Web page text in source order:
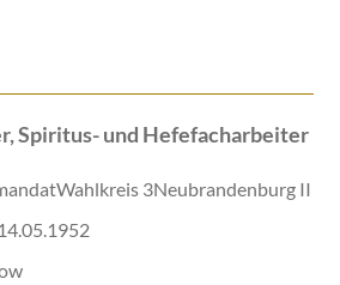
Spiritus- und Hefefacharbeiter
3Neubrandenburg II